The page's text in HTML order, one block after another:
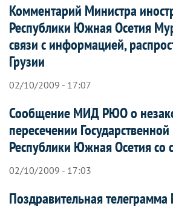
Комментарий Министра
Республики Южная Осетия
связи с информацией,
Грузии
02/10/2009 - 17:07
Сообщение МИД РЮО о
пересечении
Республики Южная Осетия со
02/10/2009 - 17:03
Поздравительная